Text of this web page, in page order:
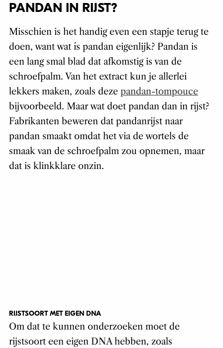
PANDAN IN RIJST?
Misschien is het handig even een stapje terug te
doen, want wat ís pandan eigenlijk? Pandan is
een lang smal blad dat afkomstig is van de
schroefpalm. Van het extract kun je allerlei
lekkers maken, zoals deze pandan-tompouce
bijvoorbeeld. Maar wat doet pandan dan in rijst?
Fabrikanten beweren dat pandanrijst naar
pandan smaakt omdat het via de wortels de
smaak van de schroefpalm zou opnemen, maar
dat is klinkklare onzin.
RIJSTSOORT MET EIGEN DNA
Om dat te kunnen onderzoeken moet de
rijstsoort een eigen DNA hebben, zoals